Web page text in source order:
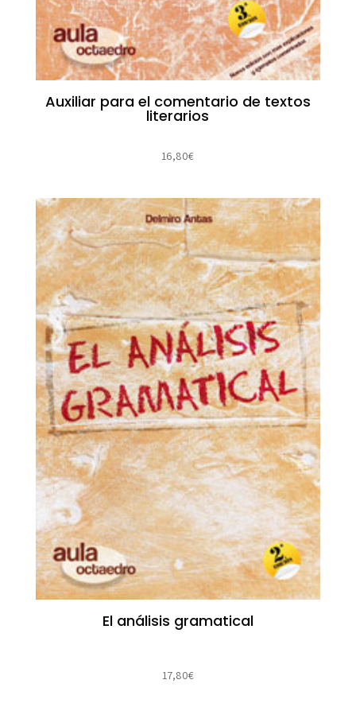
Auxiliar para el comentario de textos
literarios
16,80€
El análisis gramatical
17,80€